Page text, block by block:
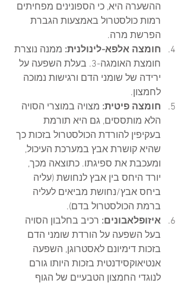
ההשערה היא, כי הספונינים מפחיתים
רמות כולסטרול באמצעות הגברת
הפרשת מרה.
חומצה אלפא-לינולנית: ממנה נוצרת
חומצת האומגה-3. בעלת השפעה על
ירידה של שומני הדם ורגישות נמוכה
לחמצון.
חומצה פיטית: מצויה במוצרי הסויה
הלא מותססים, גם היא תורמת
בעקיפין להורדת הכולסטרול בזכות כך
שהיא קושרת אבץ במערכת העיכול,
ומעכבת את ספיגתו. כתוצאה מכך,
יורד היחס בין אבץ לנחושת (עליה
ביחס אבץ/נחושת מביאים לעליה
ברמת הכולסטרול בדם).
איזופלאבונים: רכיב בחלבון הסויה
בעל השפעה על הורדת שומני הדם
בזכות דימיונם לאסטרוגן, השפעה
אנטיאוקסידנטית בזכות היותו גורם
לנוגדי החמצון הטבעיים של הגוף